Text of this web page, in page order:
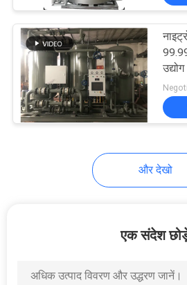
उद्योग
और देखो
एक संदेश